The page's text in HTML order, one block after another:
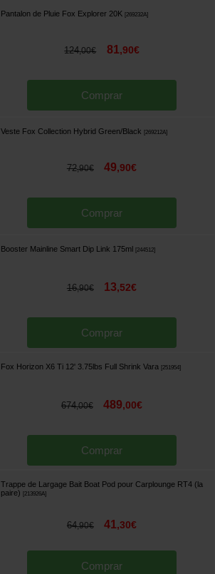
Pantalon de Pluie Fox Explorer 20K 269232A]
124,00€ 81,90€
Comprar
Veste Fox Collection Hybrid Green/Black 269212A]
72,90€ 49,90€
Comprar
Booster Mainline Smart Dip Link 175ml 244512]
16,90€ 13,52€
Comprar
Fox Horizon X6 Ti 12' 3.75lbs Full Shrink Vara 251954]
674,00€ 489,00€
Comprar
Trappe de Largage Bait Boat Pod pour Carplounge RT4 (la
paire)
213926A]
64,90€ 41,30€
Comprar